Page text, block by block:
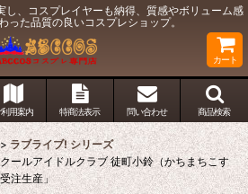
し、コスプレイヤーも納得、質感やボリューム感
った品質の良いコスプレショップ。
カート
利用案内 特商法表示 問い合わせ 商品検索
> ラブライブ! シリーズ
ールアイドルクラブ 徒町小鈴（かちまちこす
注生産」